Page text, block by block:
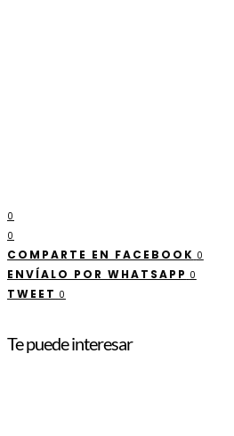
0
0
COMPARTE EN FACEBOOK 0
ENVÍALO POR WHATSAPP 0
TWEET 0
Te puede interesar